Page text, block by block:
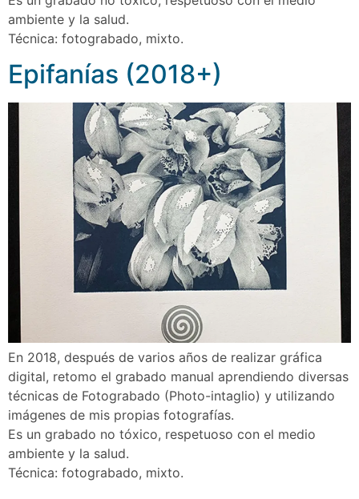
ambiente y la salud.
Técnica: fotograbado, mixto.
Epifanías (2018+)
En 2018, después de varios años de realizar gráfica
digital, retomo el grabado manual aprendiendo diversas
técnicas de Fotograbado (Photo-intaglio) y utilizando
imágenes de mis propias fotografı́as.
Es un grabado no tóxico, respetuoso con el medio
ambiente y la salud.
Técnica: fotograbado, mixto.